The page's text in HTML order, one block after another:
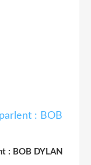
: BOB DYLAN